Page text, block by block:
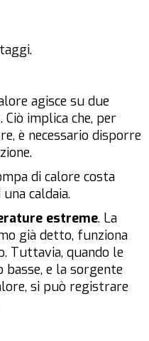
agisce su due
Ciò implica che, per
è necessario disporre
di calore costa
caldaia.
estreme. La
già detto, funziona
Tuttavia, quando le
e la sorgente
si può registrare